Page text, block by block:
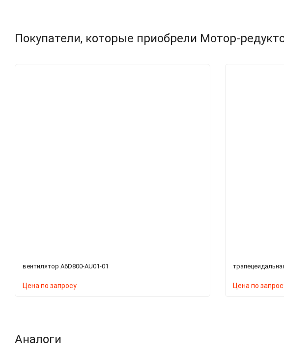
Покупатели, которые приобрели Мотор-
вентилятор A6D800-AU01-01
Цена по запросу Цена по
Аналоги